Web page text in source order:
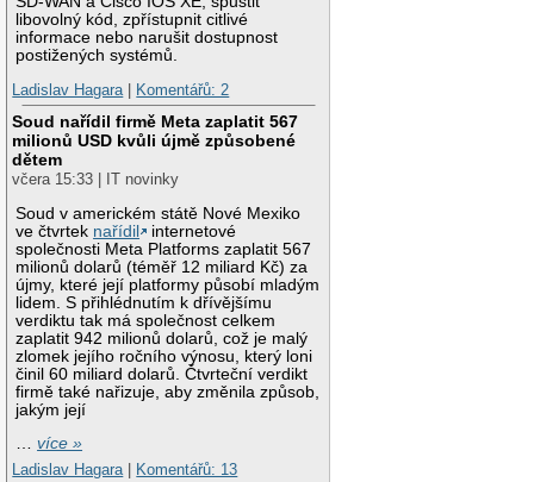
libovolný kód, zpřístupnit citlivé
informace nebo narušit dostupnost
postižených systémů.
Ladislav Hagara| Komentářů: 2
Soud nařídil firmě Meta zaplatit 567
milionů USD kvůli újmě způsobené
dětem
včera 15:33 | IT novinky
Soud v americkém státě Nové Mexiko
ve čtvrtek nařídil
internetové
společnosti Meta Platforms zaplatit 567
milionů dolarů (téměř 12 miliard Kč) za
újmy, které její platformy působí mladým
lidem. S přihlédnutím k dřívějšímu
verdiktu tak má společnost celkem
zaplatit 942 milionů dolarů, což je malý
zlomek jejího ročního výnosu, který loni
činil 60 miliard dolarů. Čtvrteční verdikt
firmě také nařizuje, aby změnila způsob,
jakým její
…více »
Ladislav Hagara
Komentářů: 13